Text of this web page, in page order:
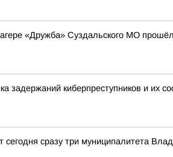
«Дружба» Суздальского МО
задержаний киберпреступников и их
сегодня сразу три муниципалитета